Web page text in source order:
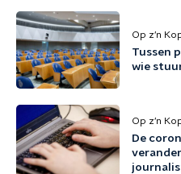
Op z’n
Tussen
wie
Op z’n
De